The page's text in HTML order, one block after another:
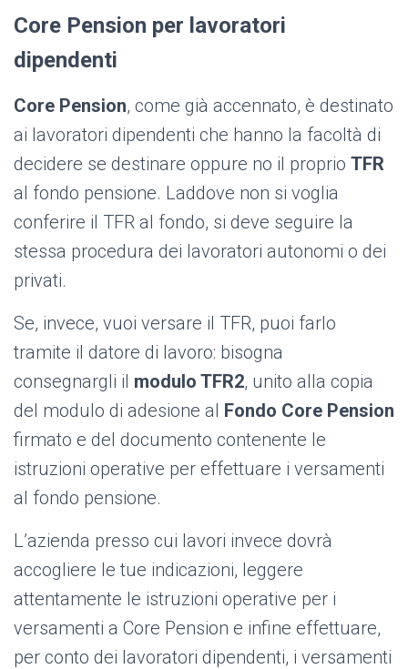
Core Pension per lavoratori
dipendenti
Core Pension, come già accennato, è destinato
ai lavoratori dipendenti che hanno la facoltà di
decidere se destinare oppure no il proprio TFR
al fondo pensione. Laddove non si voglia
conferire il TFR al fondo, si deve seguire la
stessa procedura dei lavoratori autonomi o dei
privati.
Se, invece, vuoi versare il TFR, puoi farlo
tramite il datore di lavoro: bisogna
consegnargli il modulo TFR2, unito alla copia
del modulo di adesione al Fondo Core Pension
firmato e del documento contenente le
istruzioni operative per effettuare i versamenti
al fondo pensione.
L’azienda presso cui lavori invece dovrà
accogliere le tue indicazioni, leggere
attentamente le istruzioni operative per i
versamenti a Core Pension e infine effettuare,
per conto dei lavoratori dipendenti, i versamenti